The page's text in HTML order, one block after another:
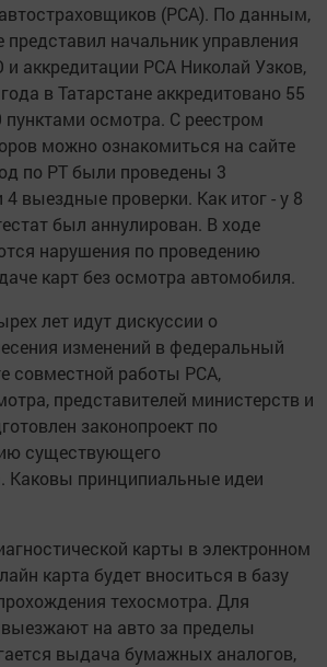
(РСА). По данным,
представил начальник управления
и аккредитации РСА Николай Узков,
в Татарстане аккредитовано 55
пунктами осмотра. С реестром
можно ознакомиться на сайте
по РТ были проведены 3
выездные проверки. Как итог - у 8
был аннулирован. В ходе
нарушения по проведению
карт без осмотра автомобиля.
лет идут дискуссии о
изменений в федеральный
совместной работы РСА,
представителей министерств и
законопроект по
существующего
Каковы принципиальные идеи
карты в электронном
карта будет вноситься в базу
техосмотра. Для
на авто за пределы
выдача бумажных аналогов,